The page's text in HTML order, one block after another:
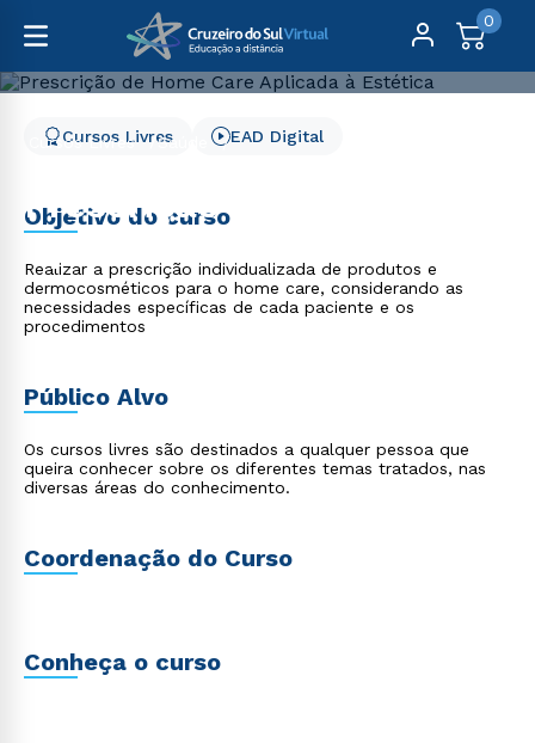
0
Cursos Livres
Saúde
Prescrição de Home Care
Aplicada à Estética
Cursos Livres EAD Digital
Objetivo do curso
Realizar a prescrição individualizada de produtos e
dermocosméticos para o home care, considerando as
necessidades específicas de cada paciente e os
procedimentos
Público Alvo
Os cursos livres são destinados a qualquer pessoa que
queira conhecer sobre os diferentes temas tratados, nas
diversas áreas do conhecimento.
Coordenação do Curso
Conheça o curso